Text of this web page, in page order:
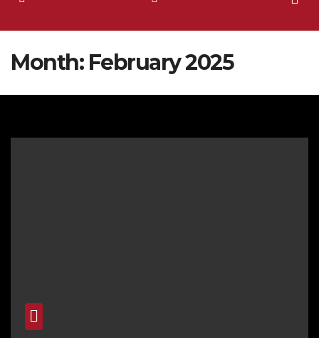
Month: February 2025